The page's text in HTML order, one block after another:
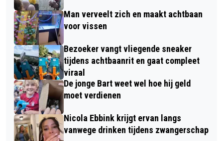
Man verveelt zich en maakt achtbaan
voor vissen
Bezoeker vangt vliegende sneaker
tijdens achtbaanrit en gaat compleet
viraal
De jonge Bart weet wel hoe hij geld
moet verdienen
Nicola Ebbink krijgt ervan langs
vanwege drinken tijdens zwangerschap